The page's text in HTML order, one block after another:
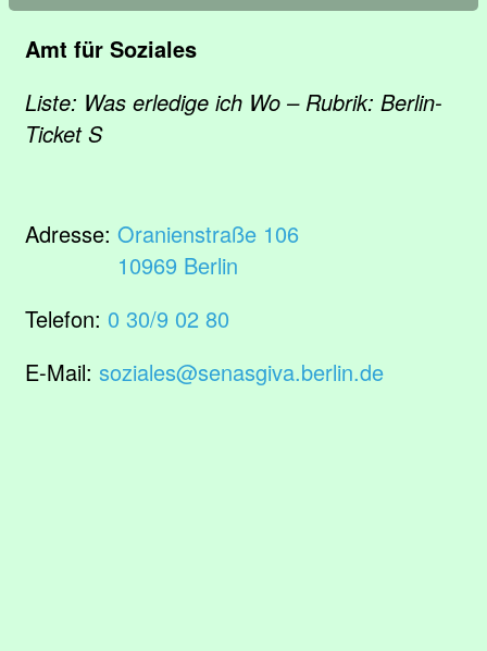
Amt für Soziales
Liste: Was erledige ich Wo – Rubrik: Berlin-
Ticket S
Adresse: Oranienstraße 106
10969 Berlin
Telefon: 0 30/9 02 80
E-Mail: soziales@senasgiva.berlin.de